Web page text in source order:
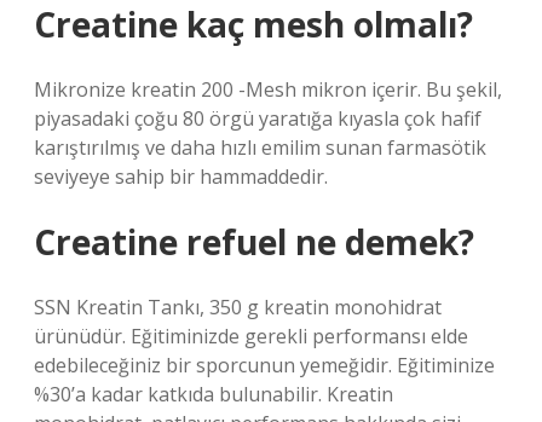
Creatine kaç mesh olmalı?
Mikronize kreatin 200 -Mesh mikron içerir. Bu şekil,
piyasadaki çoğu 80 örgü yaratığa kıyasla çok hafif
karıştırılmış ve daha hızlı emilim sunan farmasötik
seviyeye sahip bir hammaddedir.
Creatine refuel ne demek?
SSN Kreatin Tankı, 350 g kreatin monohidrat
ürünüdür. Eğitiminizde gerekli performansı elde
edebileceğiniz bir sporcunun yemeğidir. Eğitiminize
%30’a kadar katkıda bulunabilir. Kreatin